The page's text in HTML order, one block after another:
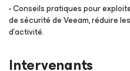
• Conseils pratiques pour
de sécurité de Veeam, réduire
d’activité.
Intervenants